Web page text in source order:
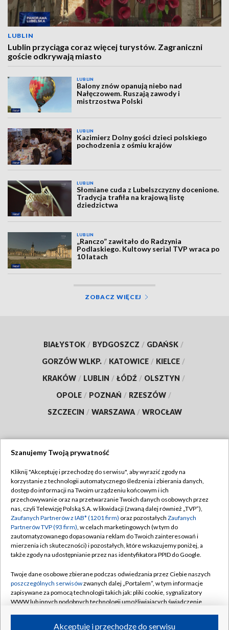
LUBLIN
Lublin przyciąga coraz więcej turystów. Zagraniczni
goście odkrywają miasto
LUBLIN
Balony znów opanują niebo nad
Nałęczowem. Ruszają zawody i
mistrzostwa Polski
LUBLIN
Kazimierz Dolny gości dzieci polskiego
pochodzenia z ośmiu krajów
LUBLIN
Słomiane cuda z Lubelszczyzny docenione.
Tradycja trafiła na krajową listę
dziedzictwa
LUBLIN
„Ranczo” zawitało do Radzynia
Podlaskiego. Kultowy serial TVP wraca po
10 latach
ZOBACZ WIĘCEJ
BIAŁYSTOK / BYDGOSZCZ / GDAŃSK /
GORZÓW WLKP. / KATOWICE / KIELCE /
KRAKÓW / LUBLIN / ŁÓDŹ / OLSZTYN /
OPOLE / POZNAŃ / RZESZÓW /
SZCZECIN / WARSZAWA / WROCŁAW
TVP
Abonament TVP
Emisja w TVP
Centrum informacji TVP
Naziemna Telewizja Cyfrowa
Rada Programowa
System NOS
Informacje o nadawcy
Regulamin TVP
Polityka prywatności
Moje zgody
Pomoc
Kontakt
Kanały
Szanujemy Twoją prywatność
Kliknij "Akceptuję i przechodzę do serwisu", aby wyrazić zgody na
korzystanie z technologii automatycznego śledzenia i zbierania danych,
dostęp do informacji na Twoim urządzeniu końcowym i ich
przechowywanie oraz na przetwarzanie Twoich danych osobowych przez
nas, czyli Telewizję Polską S.A. w likwidacji (zwaną dalej również „TVP”),
Zaufanych Partnerów z IAB* (1201 firm) oraz pozostałych Zaufanych
Partnerów TVP (93 firm), w celach marketingowych (w tym do
zautomatyzowanego dopasowania reklam do Twoich zainteresowań i
mierzenia ich skuteczności) i pozostałych, które wskazujemy poniżej, a
także zgody na udostępnianie przez nas identyfikatora PPID do Google.
Twoje dane osobowe zbierane podczas odwiedzania przez Ciebie naszych
poszczególnych serwisówzwanych dalej „Portalem”, w tym informacje
zapisywane za pomocą technologii takich jak: pliki cookie, sygnalizatory
WWW lub innych podobnych technologii umożliwiających świadczenie
Akceptuję i przechodzę do serwisu